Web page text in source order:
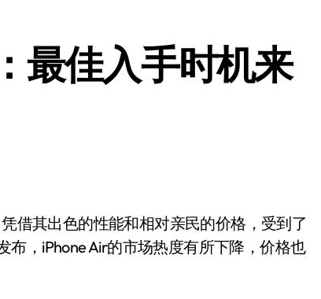
最佳入手时机来
，iPhone Air的市场热度有所下降，价格也